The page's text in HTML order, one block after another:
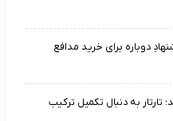
دوباره برای خرید مدافع
به دنبال تکمیل ترکیب